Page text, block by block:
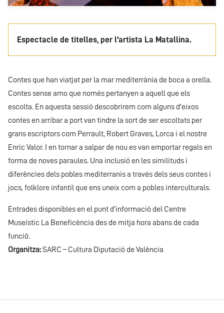
Espectacle de titelles, per l'artista La Matallina.
Contes que han viatjat per la mar mediterrània de boca a orella.
Contes sense amo que només pertanyen a aquell que els
escolta. En aquesta sessió descobrirem com alguns d'eixos
contes en arribar a port van tindre la sort de ser escoltats per
grans escriptors com Perrault, Robert Graves, Lorca i el nostre
Enric Valor. I en tornar a salpar de nou es van emportar regals en
forma de noves paraules. Una inclusió en les similituds i
diferències dels pobles mediterranis a través dels seus contes i
jocs, folklore infantil que ens uneix com a pobles interculturals.
Entrades disponibles en el punt d’informació del Centre
Museístic La Beneficència des de mitja hora abans de cada
funció.
Organitza:SARC – Cultura Diputació de València